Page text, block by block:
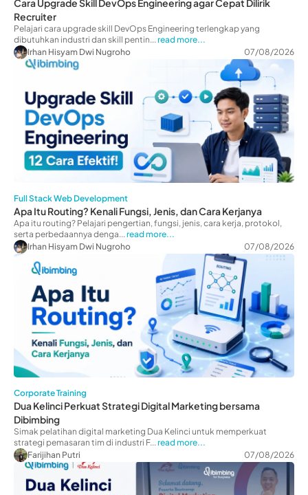
Cara Upgrade Skill DevOps Engineering agar Cepat Dilirik
Recruiter
Pelajari cara upgrade skill DevOps Engineering terlengkap yang
dibutuhkan industri dan skill pentin...read more...
Irhan Hisyam Dwi Nugroho
07/08/2026
Full Stack Web Development
Apa Itu Routing? Kenali Fungsi, Jenis, dan Cara Kerjanya
Apa itu routing? Pelajari pengertian, fungsi, jenis, cara kerja, protokol,
serta perbedaannya denga...read more...
Irhan Hisyam Dwi Nugroho
07/08/2026
Corporate Training
Dua Kelinci Perkuat Strategi Digital Marketing bersama
Dibimbing
Simak pelatihan digital marketing Dua Kelinci untuk memperkuat
strategi pemasaran tim di industri F...read more...
Farijihan Putri
07/08/2026